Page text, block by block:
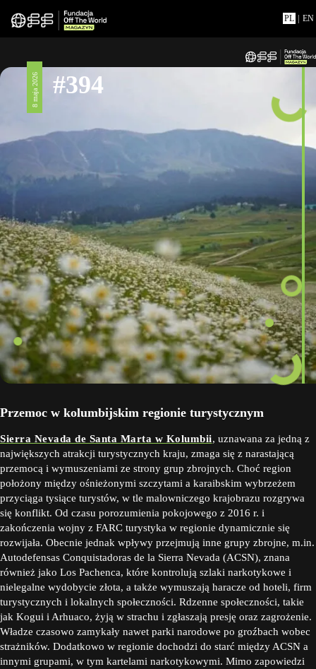
PL EN
8 maja 2026 #394
Przemoc w kolumbijskim regionie turystycznym
Sierra Nevada de Santa Marta w Kolumbii, uznawana za jedną z
największych atrakcji turystycznych kraju, zmaga się z narastającą
przemocą i wymuszeniami ze strony grup zbrojnych. Choć region
położony między ośnieżonymi szczytami a karaibskim wybrzeżem
przyciąga tysiące turystów, w tle malowniczego krajobrazu rozgrywa
się konflikt. Od czasu porozumienia pokojowego z 2016 r. i
zakończenia wojny z FARC turystyka w regionie dynamicznie się
rozwijała. Obecnie jednak wpływy przejmują inne grupy zbrojne, m.in.
Autodefensas Conquistadoras de la Sierra Nevada (ACSN), znana
również jako Los Pachenca, które kontrolują szlaki narkotykowe i
nielegalne wydobycie złota, a także wymuszają haracze od hoteli, firm
turystycznych i lokalnych społeczności. Rdzenne społeczności, takie
jak Kogui i Arhuaco, żyją w strachu i zgłaszają presję oraz zagrożenie.
Władze czasowo zamykały nawet parki narodowe po groźbach wobec
strażników. Dodatkowo w regionie dochodzi do starć między ACSN a
innymi grupami, w tym kartelami narkotykowymi. Mimo zapowiedzi